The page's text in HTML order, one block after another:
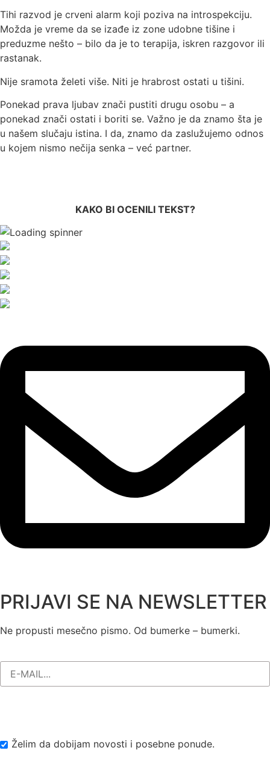
Tihi razvod je crveni alarm koji poziva na introspekciju.
Možda je vreme da se izađe iz zone udobne tišine i
preduzme nešto – bilo da je to terapija, iskren razgovor ili
rastanak.
Nije sramota želeti više. Niti je hrabrost ostati u tišini.
Ponekad prava ljubav znači pustiti drugu osobu – a
ponekad znači ostati i boriti se. Važno je da znamo šta je
u našem slučaju istina. I da, znamo da zaslužujemo odnos
u kojem nismo nečija senka – već partner.
KAKO BI OCENILI TEKST?
PRIJAVI SE NA NEWSLETTER
Ne propusti mesečno pismo. Od bumerke – bumerki.
Želim da dobijam novosti i posebne ponude.